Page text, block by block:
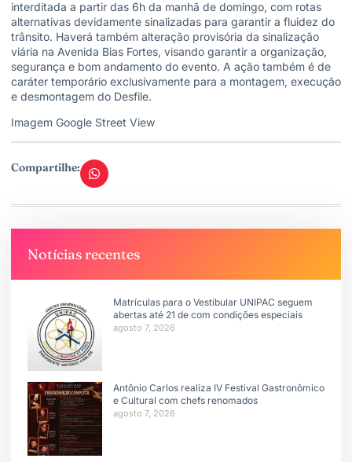
interditada a partir das 6h da manhã de domingo, com rotas
alternativas devidamente sinalizadas para garantir a fluidez do
trânsito. Haverá também alteração provisória da sinalização
viária na Avenida Bias Fortes, visando garantir a organização,
segurança e bom andamento do evento. A ação também é de
caráter temporário exclusivamente para a montagem, execução
e desmontagem do Desfile.
Imagem Google Street View
Compartilhe:
Notícias recentes
Matrículas para o Vestibular UNIPAC seguem
abertas até 21 de com condições especiais
agosto 7, 2026
Antônio Carlos realiza IV Festival Gastronômico
e Cultural com chefs renomados
agosto 7, 2026